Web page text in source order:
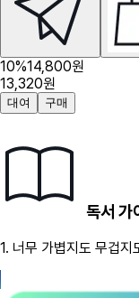
10%14,800원
13,320원
대여 구매
독서 가
1. 너무 가볍지도 무겁지